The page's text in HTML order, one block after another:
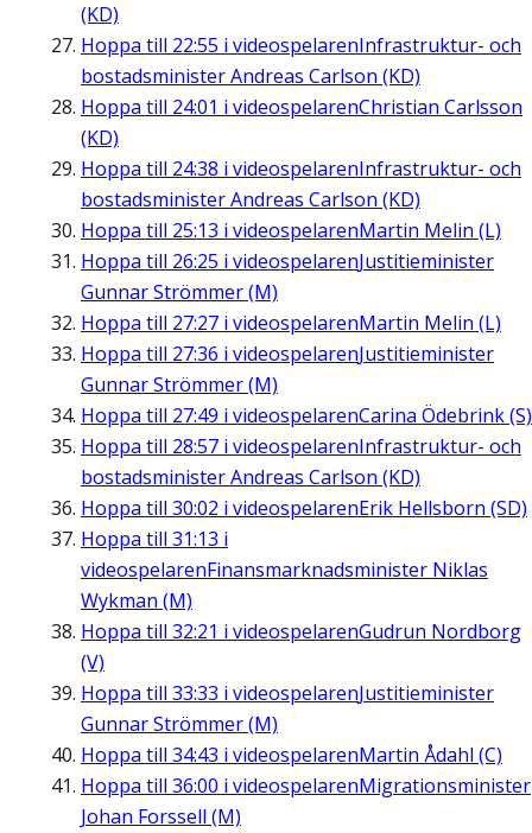
(KD)
Hoppa till 22:55 i videospelarenInfrastruktur- och
bostadsminister Andreas Carlson (KD)
Hoppa till 24:01 i videospelarenChristian Carlsson
(KD)
Hoppa till 24:38 i videospelarenInfrastruktur- och
bostadsminister Andreas Carlson (KD)
Hoppa till 25:13 i videospelarenMartin Melin (L)
Hoppa till 26:25 i videospelarenJustitieminister
Gunnar Strömmer (M)
Hoppa till 27:27 i videospelarenMartin Melin (L)
Hoppa till 27:36 i videospelarenJustitieminister
Gunnar Strömmer (M)
Hoppa till 27:49 i videospelarenCarina Ödebrink (S)
Hoppa till 28:57 i videospelarenInfrastruktur- och
bostadsminister Andreas Carlson (KD)
Hoppa till 30:02 i videospelarenErik Hellsborn (SD)
Hoppa till 31:13 i
videospelarenFinansmarknadsminister Niklas
Wykman (M)
Hoppa till 32:21 i videospelarenGudrun Nordborg
(V)
Hoppa till 33:33 i videospelarenJustitieminister
Gunnar Strömmer (M)
Hoppa till 34:43 i videospelarenMartin Ådahl (C)
Hoppa till 36:00 i videospelarenMigrationsminister
Johan Forssell (M)